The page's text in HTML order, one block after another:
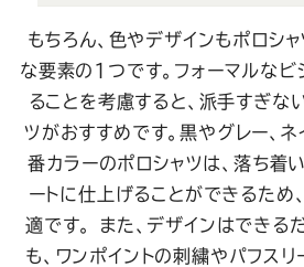
もちろん、色やデザインもポロシ
な要素の1つです。フォーマルなビ
ることを考慮すると、派手すぎな
ツがおすすめです。黒やグレー、ネ
番カラーのポロシャツは、落ち着
ートに仕上げることができるため
適です。
また、デザインはできる
も、ワンポイントの刺繍やパフスリ